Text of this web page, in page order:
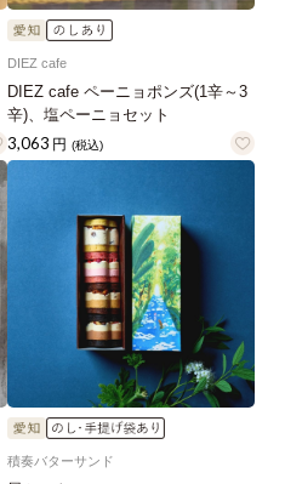
DIEZ cafe
DIEZ cafe ペーニョポンズ(1辛～3
辛)、塩ペーニョセット
3,063 円 (税込)
積奏バターサンド